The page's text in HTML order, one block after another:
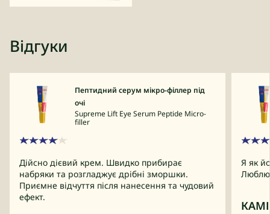
Відгуки
Пептидний серум мікро-філлер під
очі
Supreme Lift Eye Serum Peptide Micro-
filler
Дійсно дієвий крем. Швидко прибирає
набряки та розгладжує дрібні зморшки.
Приємне відчуття після нанесення та чудовий
ефект.
Я як
Люблю